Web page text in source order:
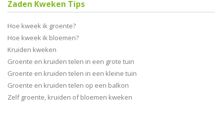
Zaden Kweken Tips
Hoe kweek ik groente?
Hoe kweek ik bloemen?
Kruiden kweken
Groente en kruiden telen in een grote tuin
Groente en kruiden telen in een kleine tuin
Groente en kruiden telen op een balkon
Zelf groente, kruiden of bloemen kweken